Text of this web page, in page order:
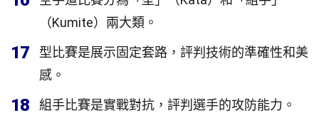
（Kumite）兩大類。
17
型比賽是展示固定套路，評判技術的準確性和美
感。
18 組手比賽是實戰對抗，評判選手的攻防能力。